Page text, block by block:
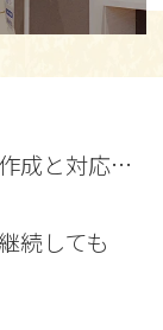
後遺障害診断書の作成と対応【交通事故シリーズ第１０回】
続しても